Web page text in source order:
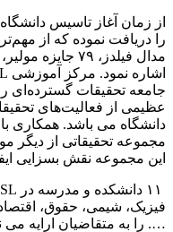
از زمان آغاز تاسیس
جامعه تحقیقات گسترده‌ای
عظیمی از فعالیت‌های
مجموعه تحقیقاتی از دیگر
این مجموعه نقش بسزایی
فیزیک، شیمی، حقوق،